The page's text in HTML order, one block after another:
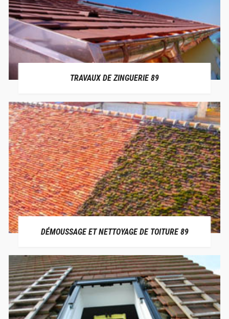
TRAVAUX DE ZINGUERIE 89
DÉMOUSSAGE ET NETTOYAGE DE TOITURE 89